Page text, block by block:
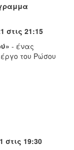
στις 21:15
- ένας
του Ρώσου
στις 19:30